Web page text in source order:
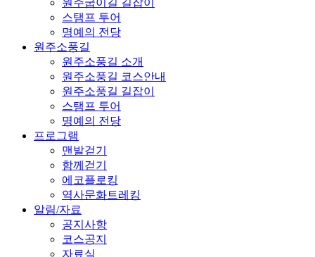
스탬프 투어
명예의 전당
원주소풍길
원주소풍길 소개
원주소풍길 코스안내
원주소풍길 길잡이
스탬프 투어
명예의 전당
프로그램
맨발걷기
함께걷기
에코플로킹
역사문화트레킹
알림/자료
공지사항
코스공지
자료실